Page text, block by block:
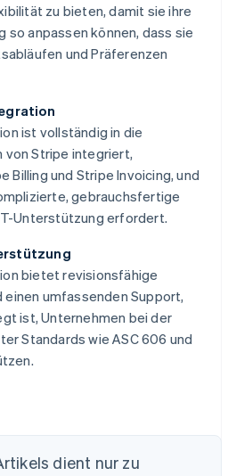
zu bieten, damit sie ihre
so anpassen können, dass sie
und Präferenzen
ist vollständig in die
Stripe integriert,
Billing und Stripe Invoicing, und
gebrauchsfertige
Unterstützung erfordert.
bietet revisionsfähige
einen umfassenden Support,
ist, Unternehmen bei der
Standards wie ASC 606 und
dient nur zu